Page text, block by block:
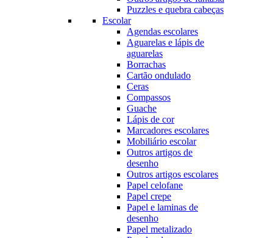
Puzzles e quebra cabeças
Escolar
Agendas escolares
Aguarelas e lápis de
aguarelas
Borrachas
Cartão ondulado
Ceras
Compassos
Guache
Lápis de cor
Marcadores escolares
Mobiliário escolar
Outros artigos de
desenho
Outros artigos escolares
Papel celofane
Papel crepe
Papel e laminas de
desenho
Papel metalizado